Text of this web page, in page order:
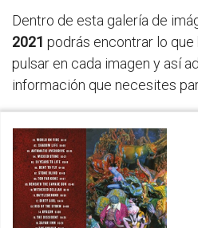
Dentro de esta galería de
2021 podrás encontrar lo que
pulsar en cada imagen y así
información que necesites